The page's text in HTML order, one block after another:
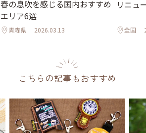
春の息吹を感じる国内おすすめ
エリア6選
青森県 2026.03.13
リニュ
全国
こちらの記事もおすすめ